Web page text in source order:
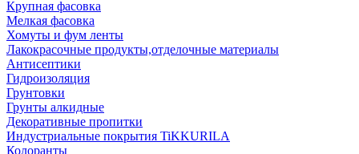
Крупная фасовка
Мелкая фасовка
Хомуты и фум ленты
Лакокрасочные продукты,отделочные материалы
Антисептики
Гидроизоляция
Грунтовки
Грунты алкидные
Декоративные пропитки
Индустриальные покрытия TiKKURILA
Колоранты